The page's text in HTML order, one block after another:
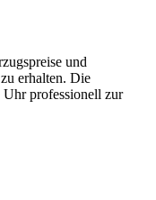
und
erhalten. Die
professionell zur